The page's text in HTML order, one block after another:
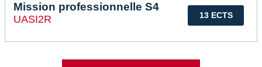
13 ECTS
Mission professionnelle S4
UASI2R